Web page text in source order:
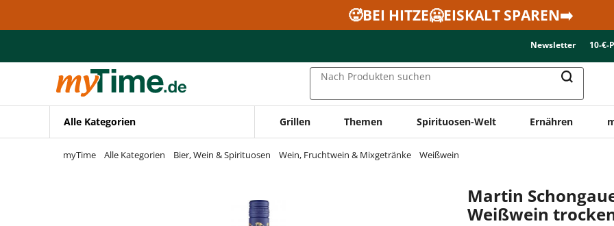
Zur Navigation springen
🥵BEI HITZE🥶EISKALT SPAREN➡️
Newsletter 10-€-
Nach Produkten suchen
Alle Kategorien Grillen Themen Spirituosen-Welt Ernähren
myTime Alle Kategorien Bier, Wein & Spirituosen Wein, Fruchtwein & Mixgetränke Weißwein
Martin
Weißwein